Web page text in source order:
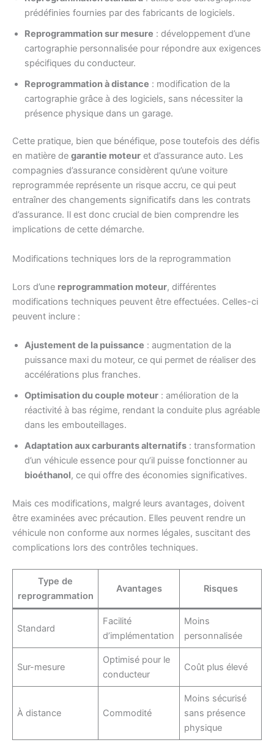
prédéfinies fournies par des fabricants de logiciels.
Reprogrammation sur mesure : développement d’une
cartographie personnalisée pour répondre aux exigences
spécifiques du conducteur.
Reprogrammation à distance : modification de la
cartographie grâce à des logiciels, sans nécessiter la
présence physique dans un garage.
Cette pratique, bien que bénéfique, pose toutefois des défis
en matière de garantie moteur et d’assurance auto. Les
compagnies d’assurance considèrent qu’une voiture
reprogrammée représente un risque accru, ce qui peut
entraîner des changements significatifs dans les contrats
d’assurance. Il est donc crucial de bien comprendre les
implications de cette démarche.
Modifications techniques lors de la reprogrammation
Lors d’une reprogrammation moteur, différentes
modifications techniques peuvent être effectuées. Celles-ci
peuvent inclure :
Ajustement de la puissance : augmentation de la
puissance maxi du moteur, ce qui permet de réaliser des
accélérations plus franches.
Optimisation du couple moteur : amélioration de la
réactivité à bas régime, rendant la conduite plus agréable
dans les embouteillages.
Adaptation aux carburants alternatifs : transformation
d’un véhicule essence pour qu’il puisse fonctionner au
bioéthanol, ce qui offre des économies significatives.
Mais ces modifications, malgré leurs avantages, doivent
être examinées avec précaution. Elles peuvent rendre un
véhicule non conforme aux normes légales, suscitant des
complications lors des contrôles techniques.
Type de
reprogrammation
Avantages Risques
Standard
Facilité
d’implémentation
Moins
personnalisée
Sur-mesure
Optimisé pour le
conducteur
Coût plus élevé
À distance Commodité
Moins sécurisé
sans présence
physique